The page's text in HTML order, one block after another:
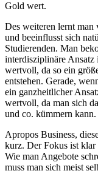
Gold wert.
Des weiteren lernt man
und beeinflusst sich
Studierenden. Man
interdisziplinäre
wertvoll, da so ein
entstehen. Gerade,
ein ganzheitlicher
wertvoll, da man sich
und co. kümmern kann.
Apropos Business,
kurz. Der Fokus ist klar
Wie man Angebote
muss man sich meist